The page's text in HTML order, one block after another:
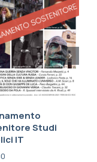
Studi
IT